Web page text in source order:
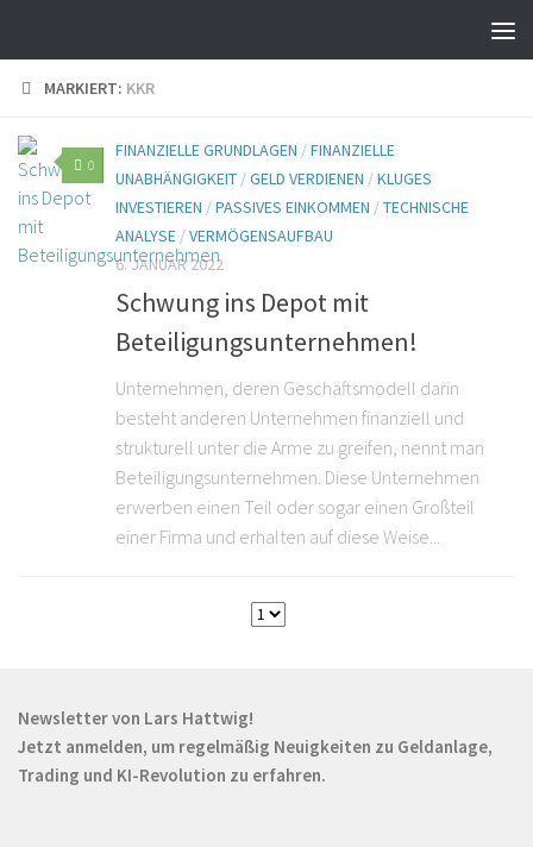
MARKIERT: KKR
0
FINANZIELLE GRUNDLAGEN /FINANZIELLE
UNABHÄNGIGKEIT /GELD VERDIENEN /KLUGES
INVESTIEREN /PASSIVES EINKOMMEN /TECHNISCHE
ANALYSE /VERMÖGENSAUFBAU
6. JANUAR 2022
Schwung ins Depot mit
Beteiligungsunternehmen!
Unternehmen, deren Geschäftsmodell darin
besteht anderen Unternehmen finanziell und
strukturell unter die Arme zu greifen, nennt man
Beteiligungsunternehmen. Diese Unternehmen
erwerben einen Teil oder sogar einen Großteil
einer Firma und erhalten auf diese Weise...
Newsletter von Lars Hattwig!
Jetzt anmelden, um regelmäßig Neuigkeiten zu Geldanlage,
Trading und KI-Revolution zu erfahren.